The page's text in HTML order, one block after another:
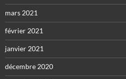
mars 2021
février 2021
janvier 2021
décembre 2020